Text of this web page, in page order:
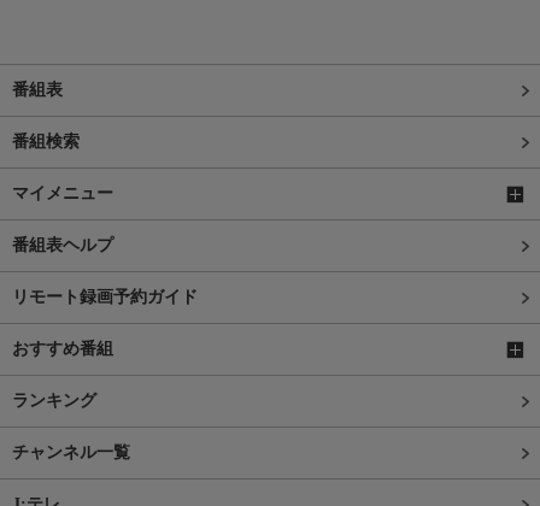
番組表
番組検索
マイメニュー
番組表ヘルプ
リモート録画予約ガイド
おすすめ番組
ランキング
チャンネル一覧